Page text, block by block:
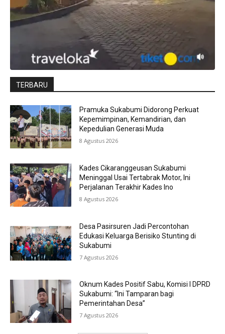
TERBARU
Pramuka Sukabumi Didorong Perkuat
Kepemimpinan, Kemandirian, dan
Kepedulian Generasi Muda
8 Agustus 2026
Kades Cikaranggeusan Sukabumi
Meninggal Usai Tertabrak Motor, Ini
Perjalanan Terakhir Kades Ino
8 Agustus 2026
Desa Pasirsuren Jadi Percontohan
Edukasi Keluarga Berisiko Stunting di
Sukabumi
7 Agustus 2026
Oknum Kades Positif Sabu, Komisi I DPRD
Sukabumi: “Ini Tamparan bagi
Pemerintahan Desa”
7 Agustus 2026